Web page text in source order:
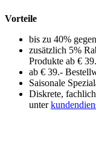
Vorteile
bis zu 40%
zusätzlich 5%
Produkte ab €
ab € 39.-
Saisonale
Diskrete,
unter